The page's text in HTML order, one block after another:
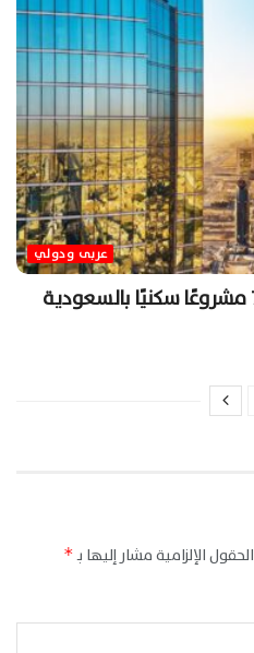
عربى ودولي
الحقول الإلزامية مشار إليها بـ*